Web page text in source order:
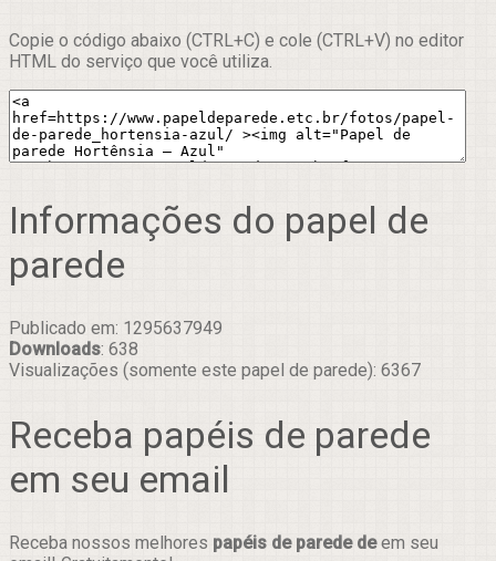
Copie o código abaixo (CTRL+C) e cole (CTRL+V) no editor
HTML do serviço que você utiliza.
Informações do papel de
parede
Publicado em: 1295637949
Downloads: 638
Visualizações (somente este papel de parede): 6367
Receba papéis de parede
em seu email
Receba nossos melhores papéis de parede deem seu